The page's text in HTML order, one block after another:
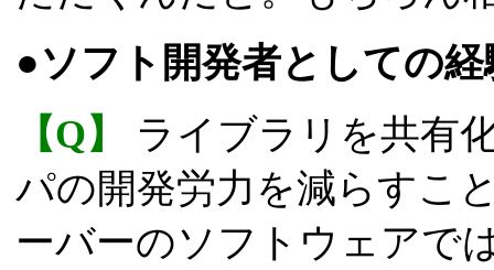
●ソフト開発者としての
【Q】
ライブラリを共有
パの開発労力を減らすこ
ーバーのソフトウェアで